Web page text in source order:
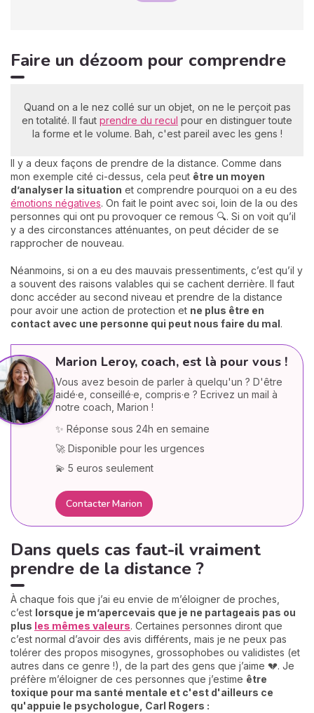
Faire un dézoom pour comprendre
Quand on a le nez collé sur un objet, on ne le perçoit pas
en totalité. Il faut prendre du recul pour en distinguer toute
la forme et le volume. Bah, c'est pareil avec les gens !
Il y a deux façons de prendre de la distance. Comme dans
mon exemple cité ci-dessus, cela peut être un moyen
d’analyser la situation et comprendre pourquoi on a eu des
émotions négatives. On fait le point avec soi, loin de la ou des
personnes qui ont pu provoquer ce remous 🔍. Si on voit qu’il
y a des circonstances atténuantes, on peut décider de se
rapprocher de nouveau.
Néanmoins, si on a eu des mauvais pressentiments, c’est qu’il y
a souvent des raisons valables qui se cachent derrière. Il faut
donc accéder au second niveau et prendre de la distance
pour avoir une action de protection et ne plus être en
contact avec une personne qui peut nous faire du mal.
Marion Leroy, coach, est là pour vous !
Vous avez besoin de parler à quelqu'un ? D'être
aidé·e, conseillé·e, compris·e ? Ecrivez un mail à
notre coach, Marion !
✨ Réponse sous 24h en semaine
🚀 Disponible pour les urgences
💫 5 euros seulement
Contacter Marion
Dans quels cas faut-il vraiment
prendre de la distance ?
À chaque fois que j’ai eu envie de m’éloigner de proches,
c’est lorsque je m’apercevais que je ne partageais pas ou
plus les mêmes valeurs. Certaines personnes diront que
c’est normal d’avoir des avis différents, mais je ne peux pas
tolérer des propos misogynes, grossophobes ou validistes (et
autres dans ce genre !), de la part des gens que j’aime 💔. Je
préfère m’éloigner de ces personnes que j’estime être
toxique pour ma santé mentale et c'est d'ailleurs ce
qu'appuie le psychologue, Carl Rogers :